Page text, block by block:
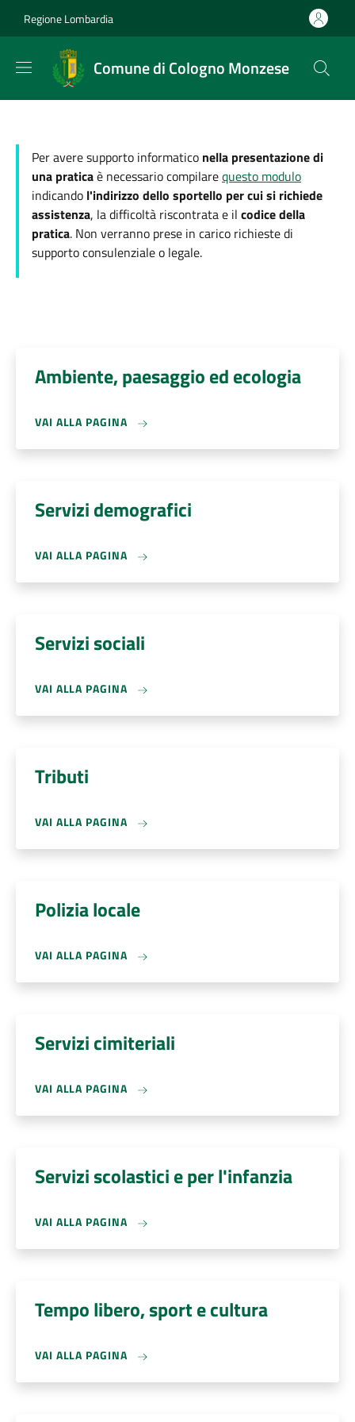
Regione Lombardia
Comune di Cologno Monzese
Per avere supporto informatico nella presentazione di
una praticaè necessario compilarequesto modulo
indicando l'indirizzo dello sportello per cui si richiede
assistenza, la difficoltà riscontrata e il codice della
pratica. Non verranno prese in carico richieste di
supporto consulenziale o legale.
Ambiente, paesaggio ed ecologia
VAI ALLA PAGINA
Servizi demografici
VAI ALLA PAGINA
Servizi sociali
VAI ALLA PAGINA
Tributi
VAI ALLA PAGINA
Polizia locale
VAI ALLA PAGINA
Servizi cimiteriali
VAI ALLA PAGINA
Servizi scolastici e per l'infanzia
VAI ALLA PAGINA
Tempo libero, sport e cultura
VAI ALLA PAGINA